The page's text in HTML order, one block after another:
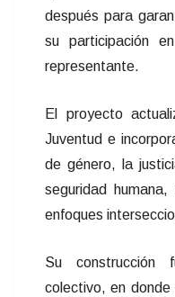
después para
su participación
representante.
El proyecto
Juventud e
de género, la
seguridad
enfoques
Su
colectivo, en donde